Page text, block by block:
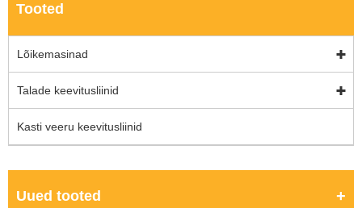
Tooted
Lõikemasinad
Talade keevitusliinid
Kasti veeru keevitusliinid
Uued tooted